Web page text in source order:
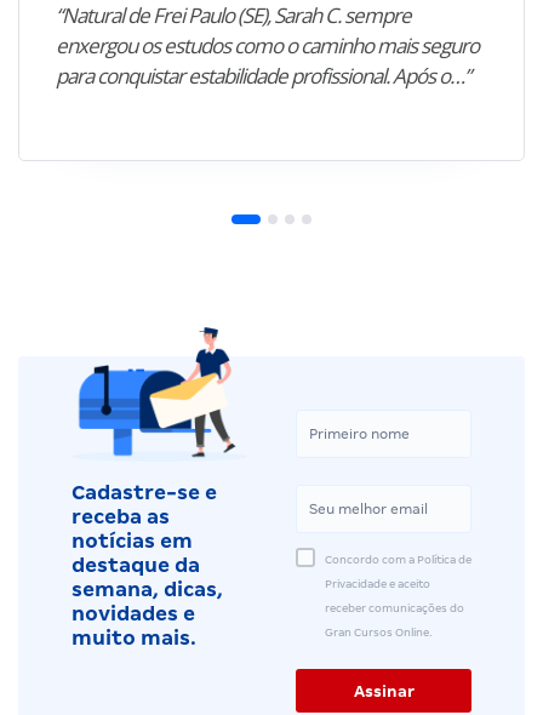
“Natural de Frei Paulo (SE), Sarah C. sempre
enxergou os estudos como o caminho mais seguro
para conquistar estabilidade profissional. Após o…”
Cadastre-se e
receba as
notícias em
destaque da
semana, dicas,
novidades e
muito mais.
Concordo com a Política de
Privacidade e aceito
receber comunicações do
Gran Cursos Online.